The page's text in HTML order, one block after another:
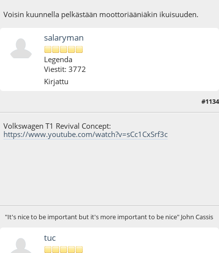
Voisin kuunnella pelkästään moottoriääniäkin ikuisuuden.
salaryman
Legenda
Viestit: 3772
Kirjattu
: 20.06.17 - klo:16:59 käyttäjältä salaryman
#1134
Volkswagen T1 Revival Concept:
https://www.youtube.com/watch?v=sCc1CxSrf3c
"It's nice to be important but it's more important to be nice" John Cassis
tuc